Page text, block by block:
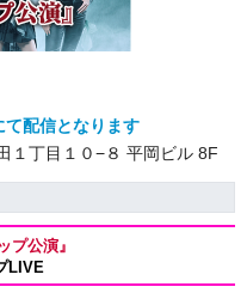
配信となります
１丁目１０−８ 平岡ビル 8F
プ公演』
LIVE